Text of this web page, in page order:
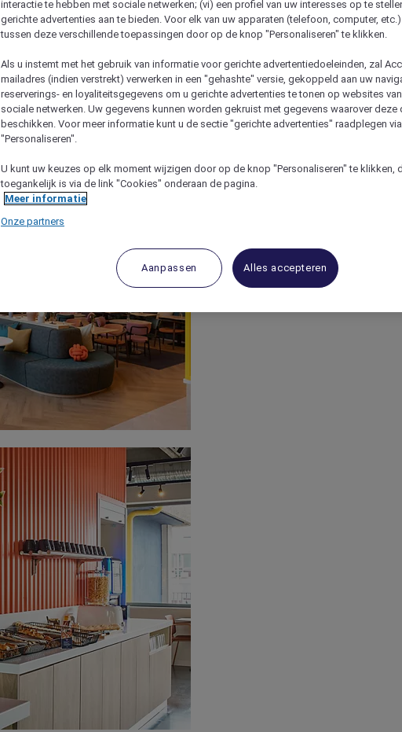
interactie te hebben met sociale netwerken; (vi) een profiel van uw interesses op te
gerichte advertenties aan te bieden. Voor elk van uw apparaten (telefoon, computer,
tussen deze verschillende toepassingen door op de knop "Personaliseren" te klikken.
Als u instemt met het gebruik van informatie voor gerichte advertentiedoeleinden, zal
mailadres (indien verstrekt) verwerken in een "gehashte" versie, gekoppeld aan uw
reserverings- en loyaliteitsgegevens om u gerichte advertenties te tonen op websites
sociale netwerken. Uw gegevens kunnen worden gekruist met gegevens waarover deze
beschikken. Voor meer informatie kunt u de sectie "gerichte advertenties" raadplegen
"Personaliseren".
U kunt uw keuzes op elk moment wijzigen door op de knop "Personaliseren" te klikken,
toegankelijk is via de link "Cookies" onderaan de pagina.
Meer informatie
Onze partners
Aanpassen Alles accepteren